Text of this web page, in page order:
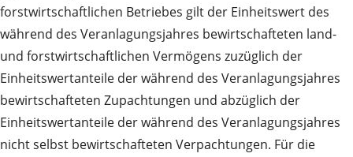
forstwirtschaftlichen Betriebes gilt der Einheitswert des
während des Veranlagungsjahres bewirtschafteten land-
und forstwirtschaftlichen Vermögens zuzüglich der
Einheitswertanteile der während des Veranlagungsjahres
bewirtschafteten Zupachtungen und abzüglich der
Einheitswertanteile der während des Veranlagungsjahres
nicht selbst bewirtschafteten Verpachtungen. Für die